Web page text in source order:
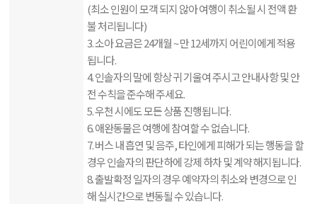
(최소 인원이 모객 되지 않아 여행이 취소될 시 전액 환
불 처리됩니다)
3. 소아 요금은 24개월 ~ 만 12세까지 어린이에게 적용
됩니다.
4. 인솔자의 말에 항상 귀 기울여 주시고 안내사항 및 안
전 수칙을 준수해 주세요.
5. 우천 시에도 모든 상품 진행됩니다.
6. 애완동물은 여행에 참여할 수 없습니다.
7. 버스 내 흡연 및 음주, 타인에게 피해가 되는 행동을 할
경우 인솔자의 판단하에 강제 하차 및 계약 해지됩니다.
8. 출발확정 일자의 경우 예약자의 취소와 변경으로 인
해 실시간으로 변동될 수 있습니다.